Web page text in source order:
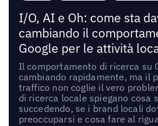
I/O, AI e Oh: come sta
cambiando il
Google per le attività
Il comportamento di ricerca su
cambiando rapidamente, ma il
traffico non coglie il vero
di ricerca locale spiegano cosa
succedendo, se i brand locali
preoccuparsi e cosa fare al